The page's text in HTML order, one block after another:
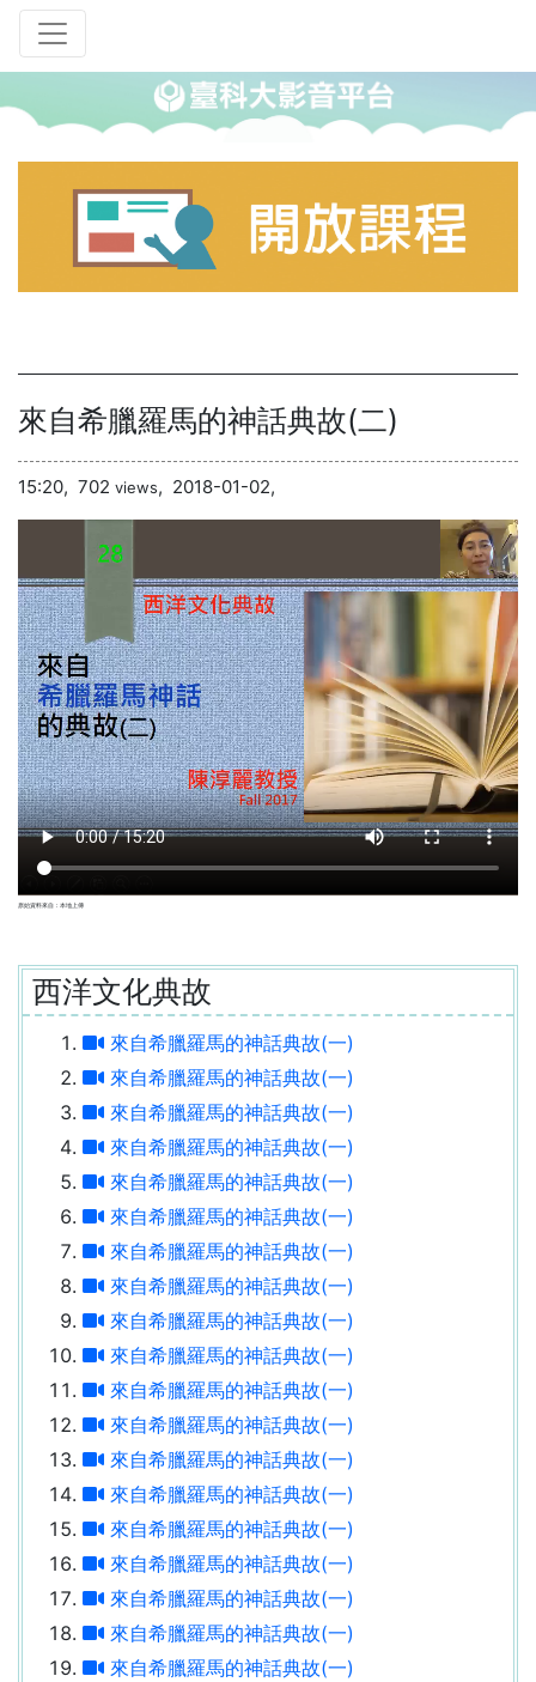
來自希臘羅馬的神話典故(二)
15:20, 702 views, 2018-01-02,
原始資料來自：本地上傳
西洋文化典故
來自希臘羅馬的神話典故(一)
來自希臘羅馬的神話典故(一)
來自希臘羅馬的神話典故(一)
來自希臘羅馬的神話典故(一)
來自希臘羅馬的神話典故(一)
來自希臘羅馬的神話典故(一)
來自希臘羅馬的神話典故(一)
來自希臘羅馬的神話典故(一)
來自希臘羅馬的神話典故(一)
來自希臘羅馬的神話典故(一)
來自希臘羅馬的神話典故(一)
來自希臘羅馬的神話典故(一)
來自希臘羅馬的神話典故(一)
來自希臘羅馬的神話典故(一)
來自希臘羅馬的神話典故(一)
來自希臘羅馬的神話典故(一)
來自希臘羅馬的神話典故(一)
來自希臘羅馬的神話典故(一)
來自希臘羅馬的神話典故(一)